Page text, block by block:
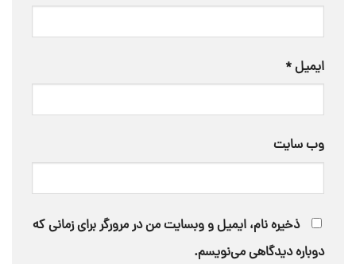
ایمیل*
وب‌ سایت
ذخیره نام، ایمیل و وبسایت من در مرورگر برای زمانی که
دوباره دیدگاهی می‌نویسم.